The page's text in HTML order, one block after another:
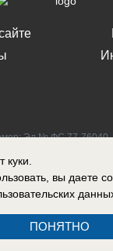
Эл № ФС 77-
(Роскомнадзор)
куки.
вы даете
ПОНЯТНО